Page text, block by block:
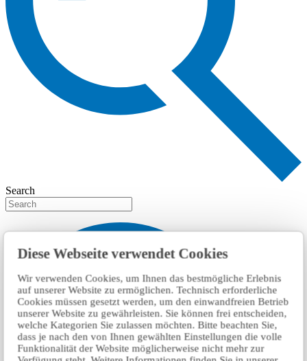
Diese Webseite verwendet Cookies
Wir verwenden Cookies, um Ihnen das bestmögliche Erlebnis
auf unserer Website zu ermöglichen. Technisch erforderliche
Cookies müssen gesetzt werden, um den einwandfreien Betrieb
unserer Website zu gewährleisten. Sie können frei entscheiden,
welche Kategorien Sie zulassen möchten. Bitte beachten Sie,
dass je nach den von Ihnen gewählten Einstellungen die volle
Funktionalität der Website möglicherweise nicht mehr zur
Search